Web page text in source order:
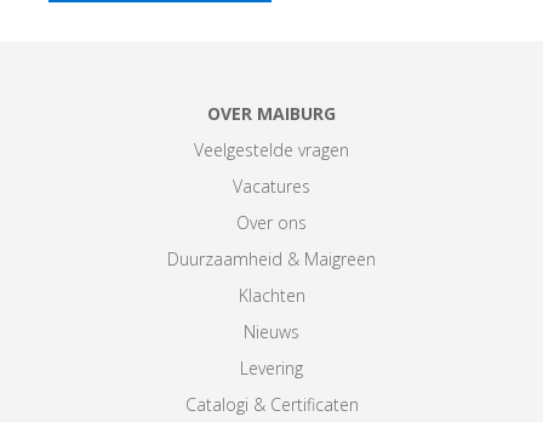
OVER MAIBURG
Veelgestelde vragen
Vacatures
Over ons
Duurzaamheid & Maigreen
Klachten
Nieuws
Levering
Catalogi & Certificaten